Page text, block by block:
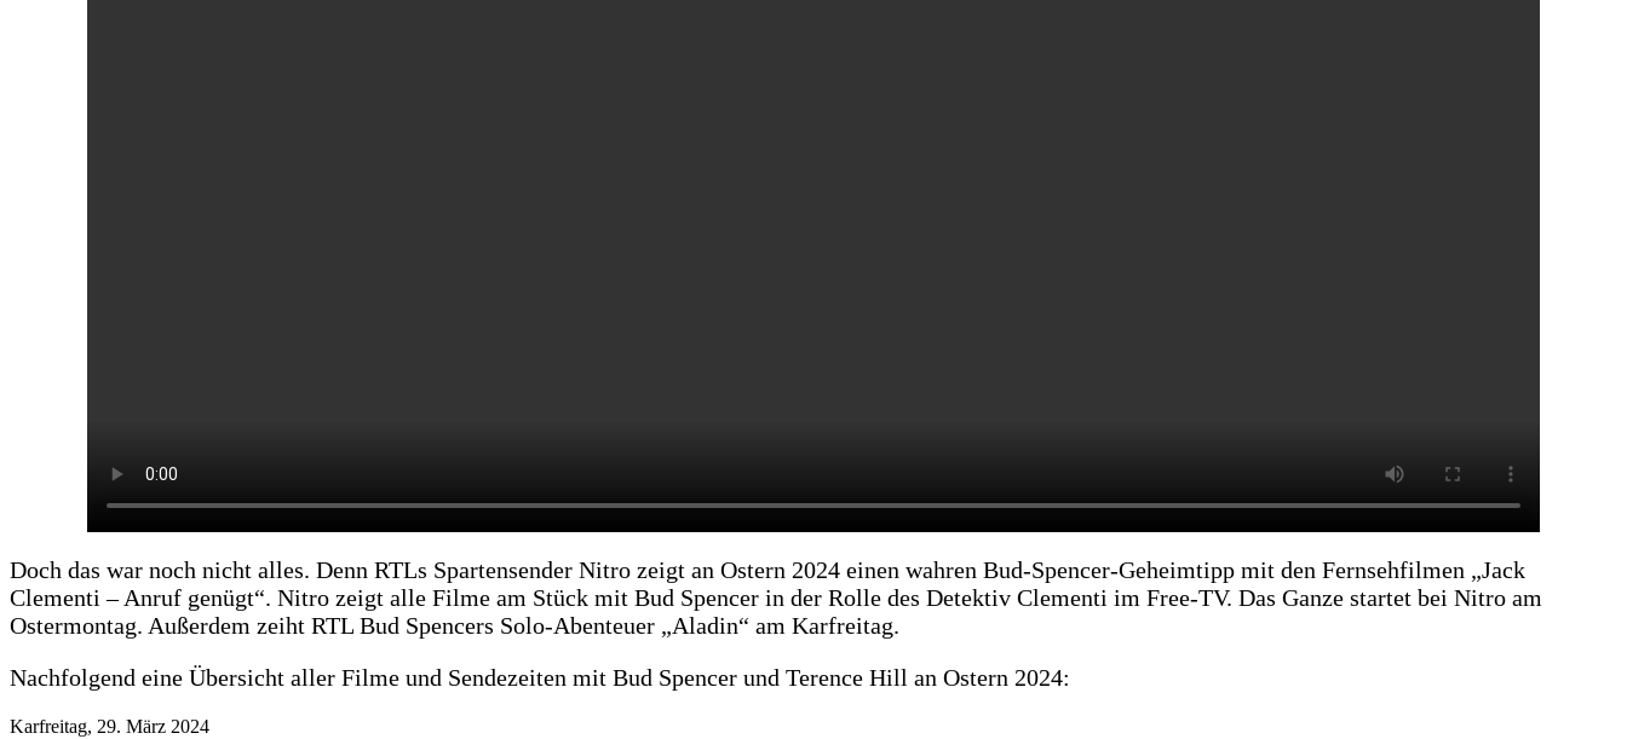
Doch das war noch nicht alles. Denn RTLs Spartensender Nitro zeigt an Ostern 2024 einen wahren Bud-Spencer-Geheimtipp mit den Fernsehfilmen „Jack
Clementi – Anruf genügt“. Nitro zeigt alle Filme am Stück mit Bud Spencer in der Rolle des Detektiv Clementi im Free-TV. Das Ganze startet bei Nitro am
Ostermontag. Außerdem zeiht RTL Bud Spencers Solo-Abenteuer „Aladin“ am Karfreitag.
Nachfolgend eine Übersicht aller Filme und Sendezeiten mit Bud Spencer und Terence Hill an Ostern 2024:
Karfreitag, 29. März 2024